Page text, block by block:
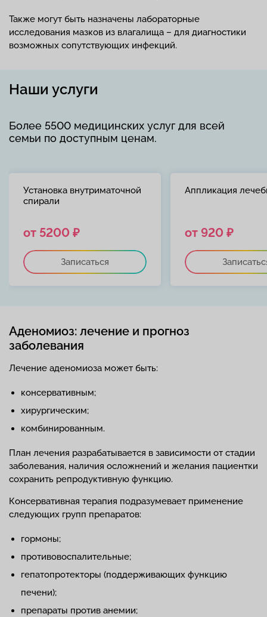
Также могут быть назначены лабораторные
исследования мазков из влагалища – для диагностики
возможных сопутствующих инфекций.
Наши услуги
Более 5500 медицинских услуг для всей
семьи по доступным ценам.
Установка внутриматочной
спирали
от 5200 ₽
Записаться
Аппликация
от 920 ₽
Аденомиоз: лечение и прогноз
заболевания
Лечение аденомиоза может быть:
консервативным;
хирургическим;
комбинированным.
План лечения разрабатывается в зависимости от стадии
заболевания, наличия осложнений и желания пациентки
сохранить репродуктивную функцию.
Консервативная терапия подразумевает применение
следующих групп препаратов:
гормоны;
противовоспалительные;
гепатопротекторы (поддерживающих функцию
печени);
препараты против анемии;